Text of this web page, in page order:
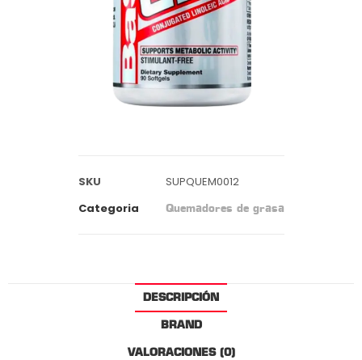
SKU
SUPQUEM0012
Categoria
Quemadores de grasa
DESCRIPCIÓN
BRAND
VALORACIONES (0)